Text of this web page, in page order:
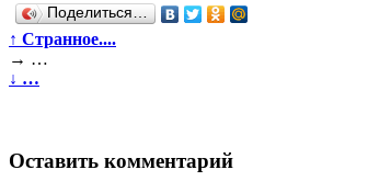
Поделиться…
↑ Странное....
→ …
↓ …
Оставить комментарий